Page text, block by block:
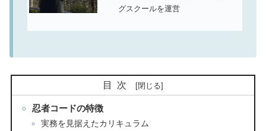
グスクールを運営
目次
忍者コードの特徴
実務を見据えたカリキュラム